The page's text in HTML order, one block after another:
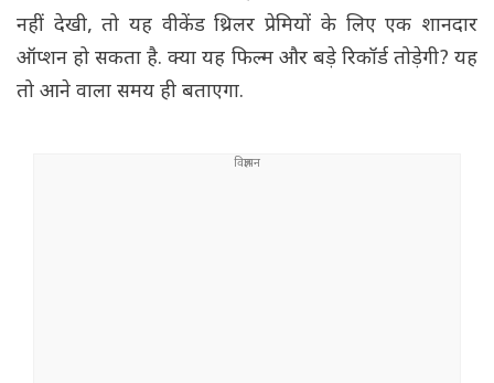
नहीं देखी, तो यह वीकेंड थ्रिलर प्रेमियों के लिए एक शानदार
ऑप्शन हो सकता है. क्या यह फिल्म और बड़े रिकॉर्ड तोड़ेगी? यह
तो आने वाला समय ही बताएगा.